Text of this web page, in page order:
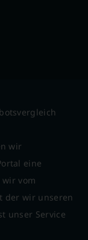
wir
eine
vom
der wir unseren
unser Service